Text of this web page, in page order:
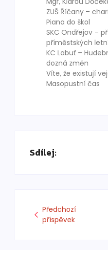
ZUŠ Říčany –
Piana do škol
SKC Ondřejov –
příměstských
KC Labuť –
dozná změn
Víte, že existují
Masopustní čas
Sdílej:
Předchozí
příspěvek